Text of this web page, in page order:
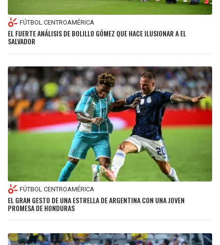
FÚTBOL CENTROAMÉRICA
EL FUERTE ANÁLISIS DE BOLILLO GÓMEZ QUE HACE ILUSIONAR A EL
SALVADOR
FÚTBOL CENTROAMÉRICA
EL GRAN GESTO DE UNA ESTRELLA DE ARGENTINA CON UNA JOVEN
PROMESA DE HONDURAS